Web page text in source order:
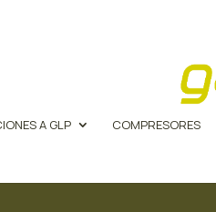
A GLP COMPRESORES